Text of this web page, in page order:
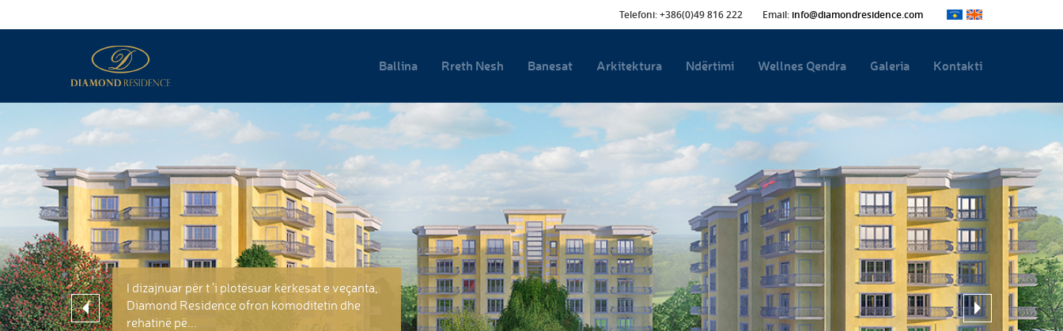
Telefoni: +386(0)49 816 222 Email: info@diamondresidence.com
Ballina Rreth Nesh Banesat Arkitektura Ndërtimi Wellnes Qendra Galeria Kontakti
I dizajnuar për t ’i plotësuar kërkesat e veçanta,
Diamond Residence ofron komoditetin dhe
rehatinë pë...